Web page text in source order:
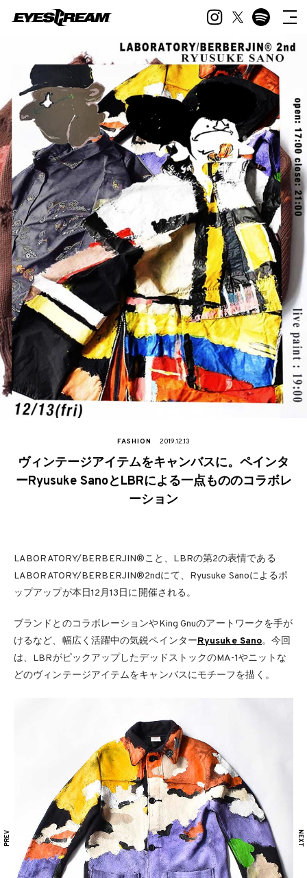
FASHION 2019.12.13
ヴィンテージアイテムをキャンバスに。ペインタ
ーRyusuke SanoとLBRによる一点もののコラボレ
ーション
LABORATORY/BERBERJIN®こと、LBRの第2の表情である
LABORATORY/BERBERJIN®️2ndにて、Ryusuke Sanoによるポ
ップアップが本日12月13日に開催される。
ブランドとのコラボレーションやKing Gnuのアートワークを手が
けるなど、幅広く活躍中の気鋭ペインターRyusuke Sano。今回
は、LBRがピックアップしたデッドストックのMA-1やニットな
どのヴィンテージアイテムをキャンバスにモチーフを描く。